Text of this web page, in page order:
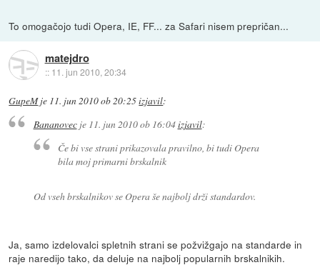
To omogačojo tudi Opera, IE, FF... za Safari nisem prepričan...
matejdro
:: 11. jun 2010, 20:34
GupeMje 11. jun 2010 ob 20:25izjavil:
Bananovecje 11. jun 2010 ob 16:04izjavil:
Če bi vse strani prikazovala pravilno, bi tudi Opera
bila moj primarni brskalnik
Od vseh brskalnikov se Opera še najbolj drži standardov.
Ja, samo izdelovalci spletnih strani se požvižgajo na standarde in
raje naredijo tako, da deluje na najbolj popularnih brskalnikih.